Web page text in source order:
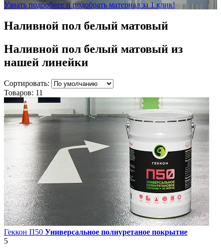
Узнать подробнее и подобрать материал за 1 клик!
Наливной пол белый матовый
Наливной пол белый матовый из
нашей линейки
Сортировать:
Товаров: 11
Геккон П50 Универсальное полиуретаное покрытие
5